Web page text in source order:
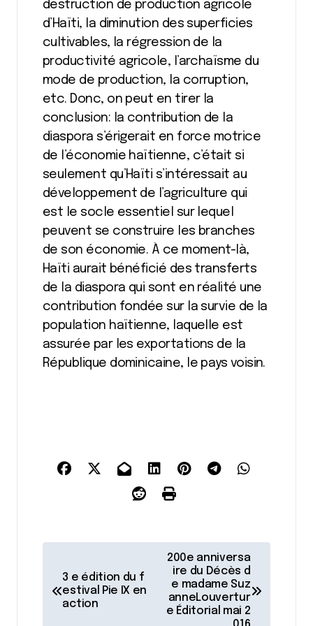
destruction de production agricole
d’Haïti, la diminution des superficies
cultivables, la régression de la
productivité agricole, l’archaïsme du
mode de production, la corruption,
etc. Donc, on peut en tirer la
conclusion: la contribution de la
diaspora s’érigerait en force motrice
de l’économie haïtienne, c’était si
seulement qu’Haïti s’intéressait au
développement de l’agriculture qui
est le socle essentiel sur lequel
peuvent se construire les branches
de son économie. À ce moment-là,
Haïti aurait bénéficié des transferts
de la diaspora qui sont en réalité une
contribution fondée sur la survie de la
population haïtienne, laquelle est
assurée par les exportations de la
République dominicaine, le pays voisin.
v
3 e édition du f
estival Pie IX en
action
200e anniversa
ire du Décès d
e madame Suz
anneLouvertur
e Éditorial mai 2